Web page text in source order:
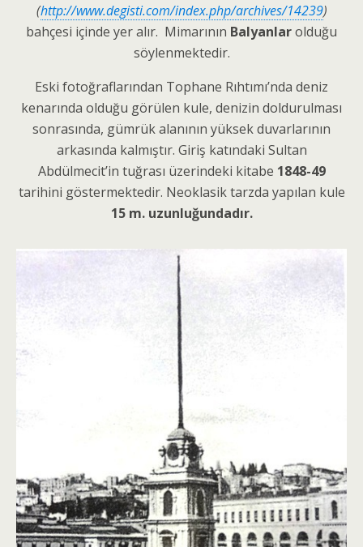
(http://www.degisti.com/index.php/archives/14239)
bahçesi içinde yer alır. Mimarının Balyanlarolduğu
söylenmektedir.
Eski fotoğraflarından Tophane Rıhtımı’nda deniz
kenarında olduğu görülen kule, denizin doldurulması
sonrasında, gümrük alanının yüksek duvarlarının
arkasında kalmıştır. Giriş katındaki Sultan
Abdülmecit’in tuğrası üzerindeki kitabe 1848-49
tarihini göstermektedir. Neoklasik tarzda yapılan kule
15 m. uzunluğundadır.